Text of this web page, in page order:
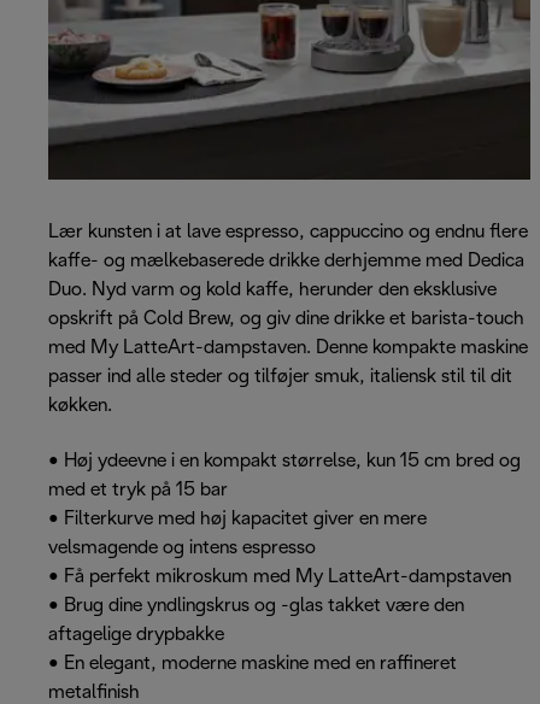
Lær kunsten i at lave espresso, cappuccino og endnu flere
kaffe- og mælkebaserede drikke derhjemme med Dedica
Duo. Nyd varm og kold kaffe, herunder den eksklusive
opskrift på Cold Brew, og giv dine drikke et barista-touch
med My LatteArt-dampstaven. Denne kompakte maskine
passer ind alle steder og tilføjer smuk, italiensk stil til dit
køkken.
• Høj ydeevne i en kompakt størrelse, kun 15 cm bred og
med et tryk på 15 bar
• Filterkurve med høj kapacitet giver en mere
velsmagende og intens espresso
• Få perfekt mikroskum med My LatteArt-dampstaven
• Brug dine yndlingskrus og -glas takket være den
aftagelige drypbakke
• En elegant, moderne maskine med en raffineret
metalfinish